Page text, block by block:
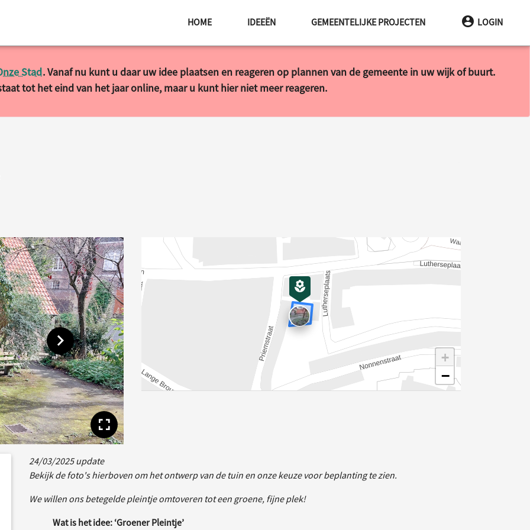
HOME IDEEËN GEMEENTELIJKE PROJECTEN LOGIN
Stad. Vanaf nu kunt u daar uw idee plaatsen en reageren op plannen van de gemeente in uw wijk of buurt.
tot het eind van het jaar online, maar u kunt hier niet meer reageren.
Toon volgende afbeelding
Toon volledige afbeelding
+
−
24/03/2025 update
Bekijk de foto's hierboven om het ontwerp van de tuin en onze keuze voor beplanting te zien.
We willen ons betegelde pleintje omtoveren tot een groene, fijne plek!
Wat is het idee: ‘Groener Pleintje’